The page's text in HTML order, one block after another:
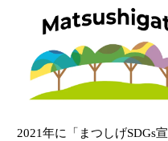
2021年に「まつしげSDGs